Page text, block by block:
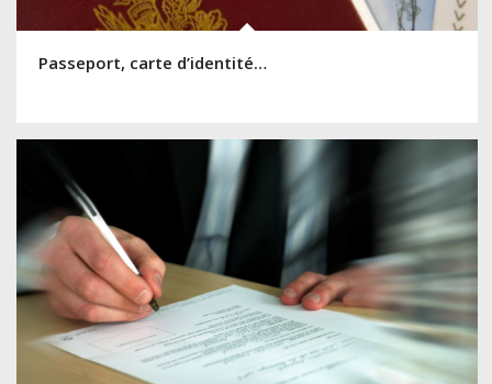
Passeport, carte d’identité…